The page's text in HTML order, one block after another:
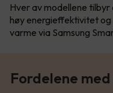
Hver av modellene
høy energieffektivitet
varme via Samsung
Fordelene